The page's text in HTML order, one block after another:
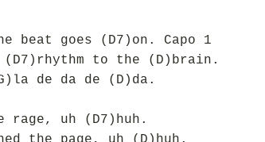
beat goes (D7)on. Capo 1
(D7)rhythm to the (D)brain.
de da de (D)da.
rage, uh (D7)huh.